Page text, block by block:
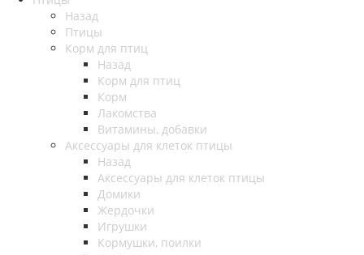
Назад
Птицы
Корм для птиц
Назад
Корм для птиц
Корм
Лакомства
Витамины, добавки
Аксессуары для клеток птицы
Назад
Аксессуары для клеток птицы
Домики
Жердочки
Игрушки
Кормушки, поилки